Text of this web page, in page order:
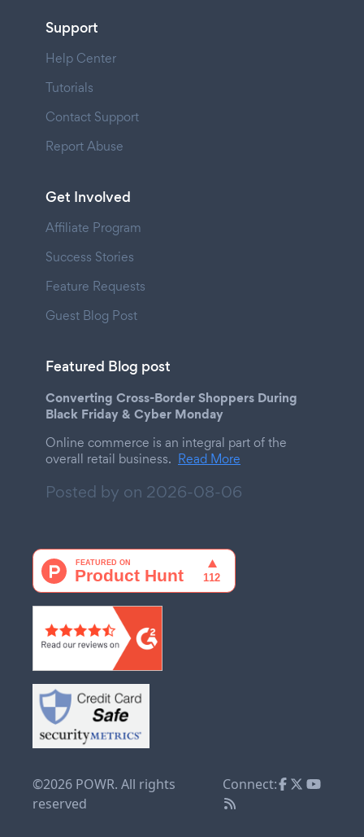
Support
Help Center
Tutorials
Contact Support
Report Abuse
Get Involved
Affiliate Program
Success Stories
Feature Requests
Guest Blog Post
Featured Blog post
Converting Cross-Border Shoppers During
Black Friday & Cyber Monday
Online commerce is an integral part of the
overall retail business. Read More
Posted by on 2026-08-06
©2026 POWR. All rights
reserved
Connect: